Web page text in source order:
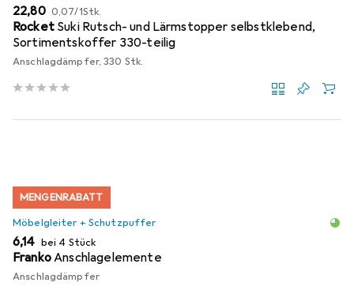
EUR
22,80 EUR
0,07/1Stk.
Rocket Suki Rutsch- und Lärmstopper selbstklebend,
Sortimentskoffer 330-teilig
Anschlagdämpfer, 330 Stk.
MENGENRABATT
Möbelgleiter + Schutzpuffer
EUR
6,14 bei 4 Stück
FrankoAnschlagelemente
Anschlagdämpfer